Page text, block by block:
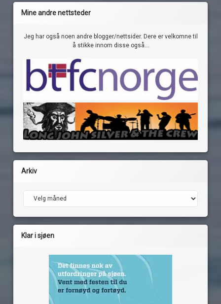
Mine andre nettsteder
Jeg har også noen andre blogger/nettsider. Dere er velkomne til
å stikke innom disse også...
Arkiv
Klar i sjøen